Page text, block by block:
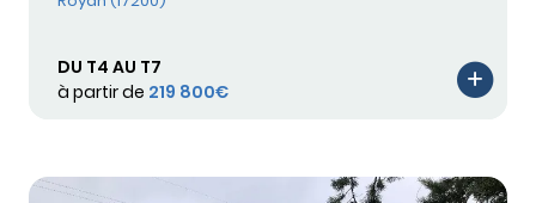
DU T4 AU T7
à partir de 219 800€